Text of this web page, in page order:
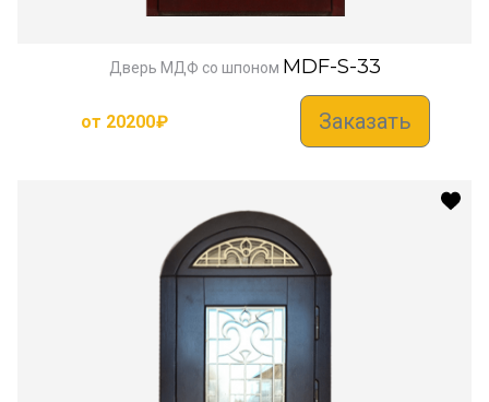
Дверь МДФ со шпоном MDF-S-33
от 20200₽ Заказать